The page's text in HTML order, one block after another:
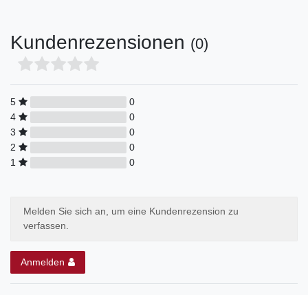
Kundenrezensionen (0)
5
0
4
0
3
0
2
0
1
0
Melden Sie sich an, um eine Kundenrezension zu
verfassen.
Anmelden